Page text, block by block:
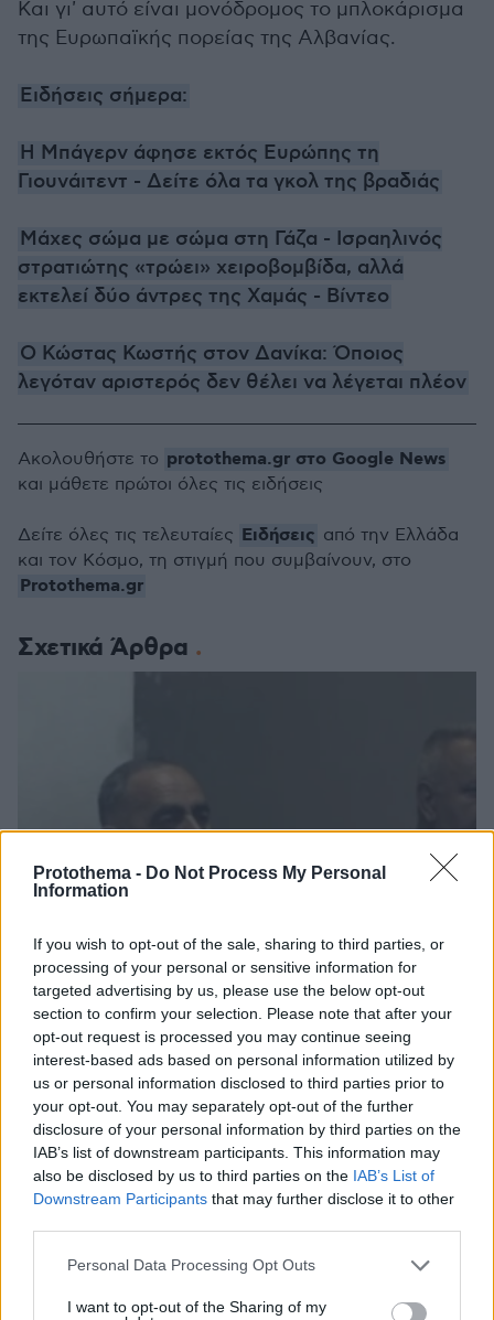
Protothema - Do Not Process My Personal
Information
If you wish to opt-out of the sale, sharing to third parties, or
processing of your personal or sensitive information for
targeted advertising by us, please use the below opt-out
section to confirm your selection. Please note that after your
opt-out request is processed you may continue seeing
interest-based ads based on personal information utilized by
us or personal information disclosed to third parties prior to
your opt-out. You may separately opt-out of the further
disclosure of your personal information by third parties on the
IAB’s list of downstream participants. This information may
also be disclosed by us to third parties on the IAB’s List of
Downstream Participants that may further disclose it to other
Please note that this website/app uses one or more Google
not limited to your visit or usage behaviour. You may click to
Personal Data Processing Opt Outs
I want to opt-out of the Sharing of my
Και γι' αυτό είναι μονόδρομος το μπλοκάρισμα
της Ευρωπαϊκής πορείας της Αλβανίας.
Ειδήσεις σήμερα:
H Μπάγερν άφησε εκτός Ευρώπης τη
Γιουνάιτεντ - Δείτε όλα τα γκολ της βραδιάς
Μάχες σώμα με σώμα στη Γάζα - Ισραηλινός
στρατιώτης «τρώει» χειροβομβίδα, αλλά
εκτελεί δύο άντρες της Χαμάς - Βίντεο
Ο Κώστας Κωστής στον Δανίκα: Όποιος
λεγόταν αριστερός δεν θέλει να λέγεται πλέον
Σχετικά Άρθρα
Διπλωματικές πηγές: Η Ελλάδα δεν θα συναινέσει στην
ενταξιακή διαδικασία της Αλβανίας χωρίς πρόοδο στο θέμα
12.12.2023, 10:59
Ακολουθήστε το protothema.gr στο Google News
και μάθετε πρώτοι όλες τις ειδήσεις
Δείτε όλες τις τελευταίες Ειδήσεις από την Ελλάδα
και τον Κόσμο, τη στιγμή που συμβαίνουν, στο
Protothema.gr